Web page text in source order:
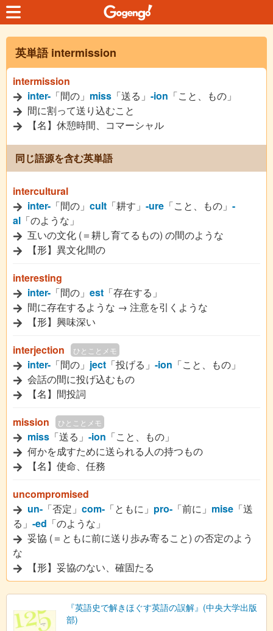
英単語 intermission
intermission
inter- 「間の」 miss 「送る」 -ion 「こと、もの」
間に割って送り込むこと
【名】休憩時間、コマーシャル
同じ語源を含む英単語
intercultural
inter- 「間の」 cult 「耕す」 -ure 「こと、もの」 -
al 「のような」
互いの文化 (＝耕し育てるもの) の間のような
【形】異文化間の
interesting
inter- 「間の」 est 「存在する」
間に存在するような → 注意を引くような
【形】興味深い
interjection
ひとことメモ
inter- 「間の」 ject 「投げる」 -ion 「こと、もの」
会話の間に投げ込むもの
【名】間投詞
mission
ひとことメモ
miss 「送る」 -ion 「こと、もの」
何かを成すために送られる人の持つもの
【名】使命、任務
uncompromised
un- 「否定」 com- 「ともに」 pro- 「前に」 mise 「送
る」 -ed 「のような」
妥協 (＝ともに前に送り歩み寄ること) の否定のよう
な
【形】妥協のない、確固たる
『英語史で解きほぐす英語の誤解』(中央大学出版
部)